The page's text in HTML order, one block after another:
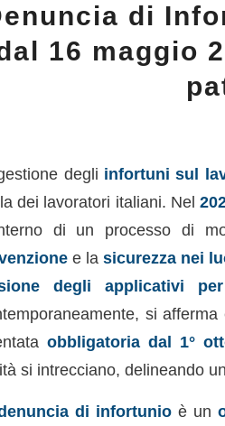
di
16 maggio
degli infortuni sul
dei lavoratori italiani. Nel
di un processo di
e lasicurezza nei
degli applicativi
si
obbligatoria dal 1°
si intrecciano, delineando
di infortunio è un